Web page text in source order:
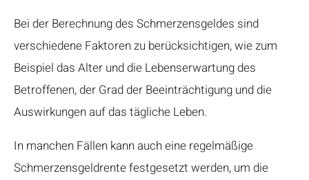
Bei der Berechnung des Schmerzensgeldes sind
verschiedene Faktoren zu berücksichtigen, wie zum
Beispiel das Alter und die Lebenserwartung des
Betroffenen, der Grad der Beeinträchtigung und die
Auswirkungen auf das tägliche Leben.
In manchen Fällen kann auch eine regelmäßige
Schmerzensgeldrente festgesetzt werden, um die